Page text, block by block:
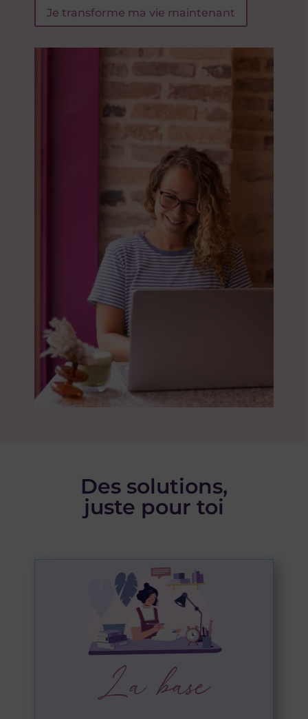
Je transforme ma vie maintenant
Des solutions,
juste pour toi
La base